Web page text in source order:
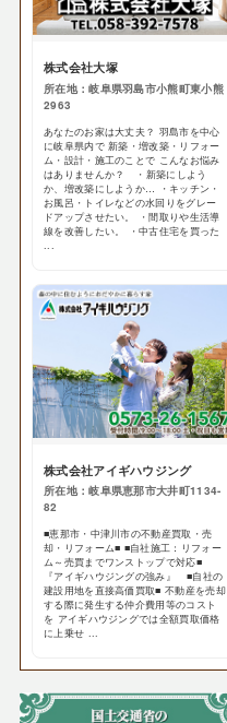
株式会社大塚
所在地：岐阜県羽島市小熊町東小熊
2963
あなたのお家は大丈夫？ 羽島市を中心
に岐阜県内で 新築・増改築・リフォー
ム・設計・施工のことで こんなお悩み
はありませんか？ ・新築にしよう
か、増改築にしようか… ・キッチン・
お風呂・トイレなどの水回りをグレー
ドアップさせたい。 ・間取りや生活導
線を改善したい。 ・中古住宅を買った
...
株式会社アイギハウジング
所在地：岐阜県恵那市大井町1134-
82
■恵那市・中津川市の不動産買取・売
却・リフォーム■ ■自社施工：リフォー
ム～売買までワンストップで対応■
『アイギハウジングの強み』 ■自社の
建設用地を直接高価買取■ 不動産を売却
する際に発生する仲介費用等のコスト
を アイギハウジングでは全額買取価格
に上乗せ ...